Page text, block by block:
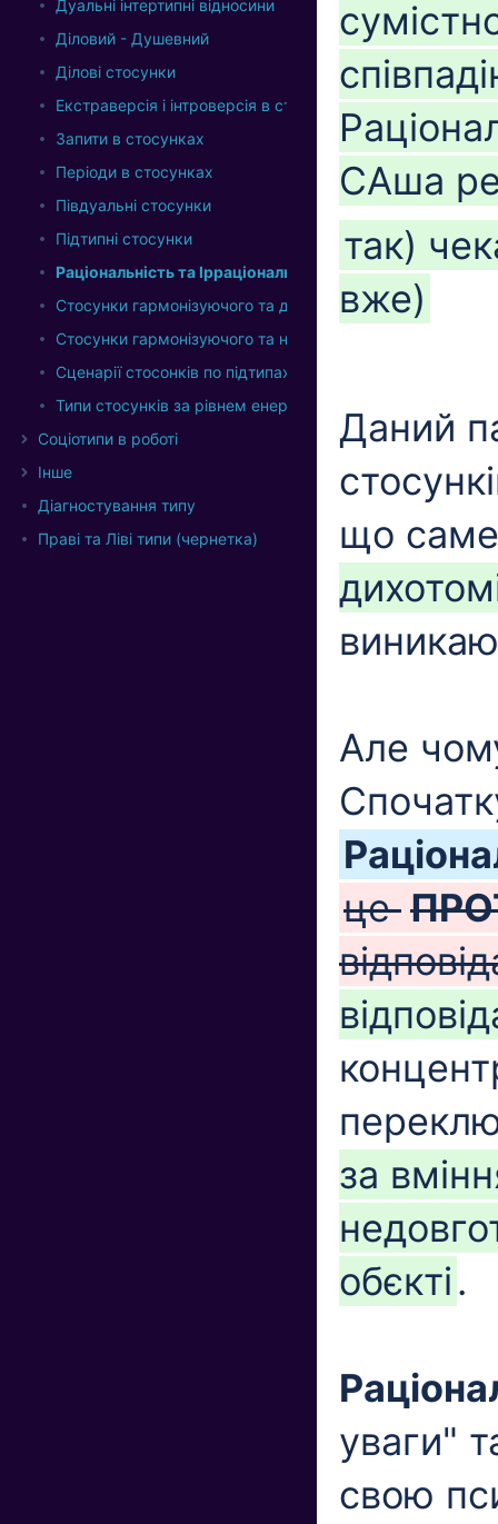
Дуальні інтертипні відносини
Діловий - Душевний
Ділові стосунки
Екстраверсія і інтроверсія в стосунках
Запити в стосунках
Періоди в стосунках
Півдуальні стосунки
Підтипні стосунки
Раціональність та Ірраціональність у стосунках.
Стосунки гармонізуючого та домінатного підтипів
Стосунки гармонізуючого та нормуючого підтипів
Сценарії стосонків по підтипах
Типи стосунків за рівнем енергії.
Соціотипи в роботі
Інше
Діагностування типу
Праві та Ліві типи (чернетка)
САша
так)
вже)
Даний
що
Але
це
за
обєкті.
уваги"
свою